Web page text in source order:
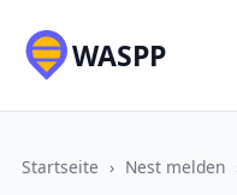
WASPP
Startseite › Nest melden